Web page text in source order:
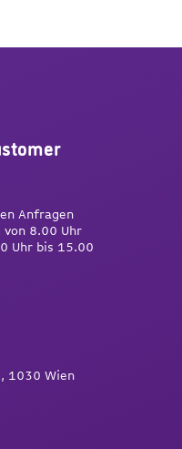
Anfragen
von 8.00 Uhr
Uhr bis 15.00
1030 Wien